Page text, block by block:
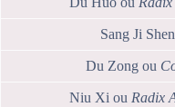
Sang Ji
Du Zong ou
Niu Xi ou Radix